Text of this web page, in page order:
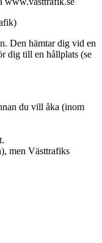
Den hämtar dig vid en
dig till en hållplats (se
du vill åka (inom
men Västtrafiks